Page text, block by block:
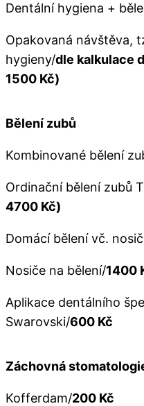
Dentální hygiena +
Opakovaná návštěva,
hygieny/dle kalkulace
1500 Kč)
Bělení zubů
Kombinované bělení
Ordinační bělení zubů
4700 Kč)
Domácí bělení vč.
Nosiče na bělení/1400
Aplikace dentálního
Swarovski/600 Kč
Záchovná
Kofferdam/200 Kč